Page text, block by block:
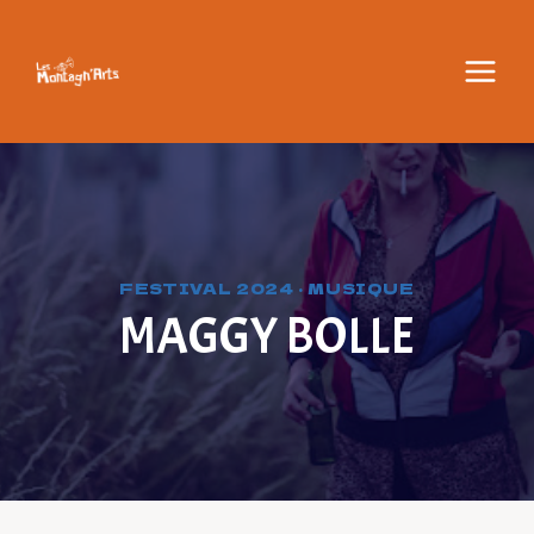
contenu
FESTIVAL 2024 ·MUSIQUE
MAGGY BOLLE